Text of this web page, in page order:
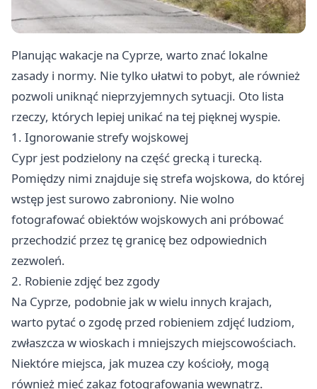
Planując wakacje na Cyprze, warto znać lokalne
zasady i normy. Nie tylko ułatwi to pobyt, ale również
pozwoli uniknąć nieprzyjemnych sytuacji. Oto lista
rzeczy, których lepiej unikać na tej pięknej wyspie.
1. Ignorowanie strefy wojskowej
Cypr jest podzielony na część grecką i turecką.
Pomiędzy nimi znajduje się strefa wojskowa, do której
wstęp jest surowo zabroniony. Nie wolno
fotografować obiektów wojskowych ani próbować
przechodzić przez tę granicę bez odpowiednich
zezwoleń.
2. Robienie zdjęć bez zgody
Na Cyprze, podobnie jak w wielu innych krajach,
warto pytać o zgodę przed robieniem zdjęć ludziom,
zwłaszcza w wioskach i mniejszych miejscowościach.
Niektóre miejsca, jak muzea czy kościoły, mogą
również mieć zakaz fotografowania wewnątrz.